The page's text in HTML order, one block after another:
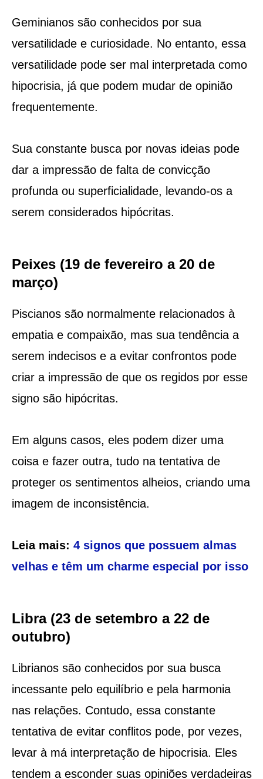
Geminianos são conhecidos por sua
versatilidade e curiosidade. No entanto, essa
versatilidade pode ser mal interpretada como
hipocrisia, já que podem mudar de opinião
frequentemente.
Sua constante busca por novas ideias pode
dar a impressão de falta de convicção
profunda ou superficialidade, levando-os a
serem considerados hipócritas.
Peixes (19 de fevereiro a 20 de
março)
Piscianos são normalmente relacionados à
empatia e compaixão, mas sua tendência a
serem indecisos e a evitar confrontos pode
criar a impressão de que os regidos por esse
signo são hipócritas.
Em alguns casos, eles podem dizer uma
coisa e fazer outra, tudo na tentativa de
proteger os sentimentos alheios, criando uma
imagem de inconsistência.
Leia mais: 4 signos que possuem almas
velhas e têm um charme especial por isso
Libra (23 de setembro a 22 de
outubro)
Librianos são conhecidos por sua busca
incessante pelo equilíbrio e pela harmonia
nas relações. Contudo, essa constante
tentativa de evitar conflitos pode, por vezes,
levar à má interpretação de hipocrisia. Eles
tendem a esconder suas opiniões verdadeiras